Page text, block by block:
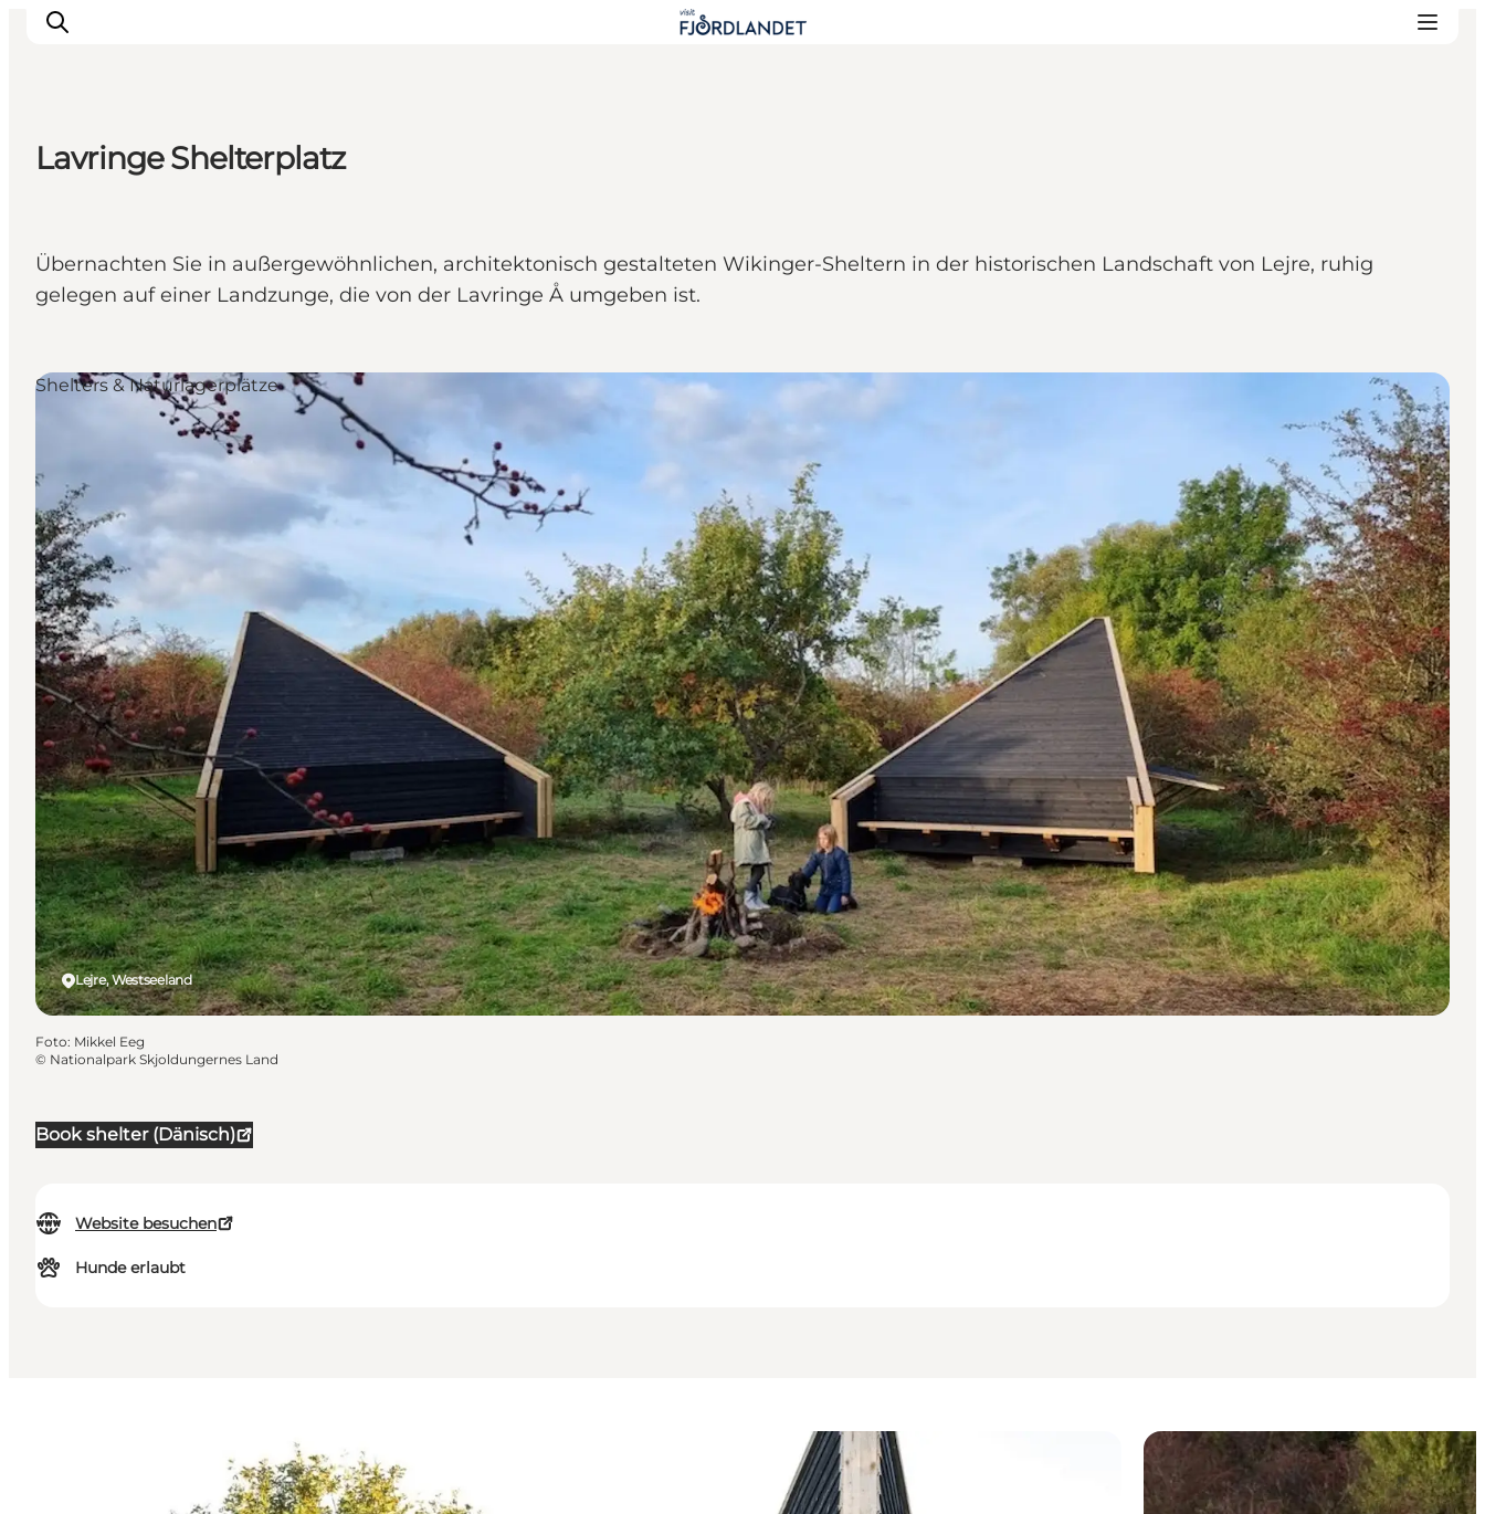
Reiseführer & Inspiration
Unterkünfte
Erlebnisse
Lavringe Shelterplatz
Übernachten Sie in außergewöhnlichen, architektonisch gestalteten Wikinger-Sheltern in der historischen Landschaft von Lejre, ruhig
gelegen auf einer Landzunge, die von der Lavringe Å umgeben ist.
Book shelter (Dänisch)
Website besuchen
Hunde erlaubt
Lejre, Westseeland
Shelters & Naturlagerplätze
Foto: Mikkel Eeg
© Nationalpark Skjoldungernes Land